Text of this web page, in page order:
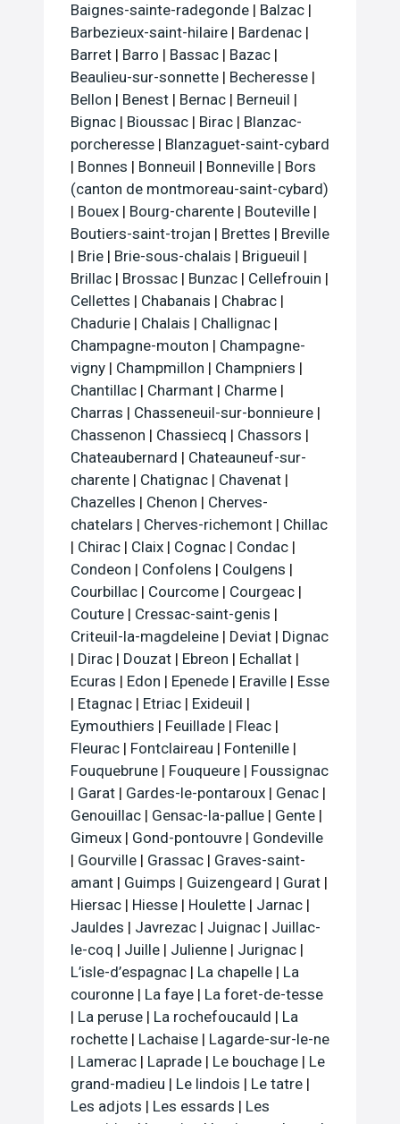
Baignes-sainte-radegonde | Balzac |
Barbezieux-saint-hilaire | Bardenac |
Barret | Barro | Bassac | Bazac |
Beaulieu-sur-sonnette | Becheresse |
Bellon | Benest | Bernac | Berneuil |
Bignac | Bioussac | Birac | Blanzac-
porcheresse | Blanzaguet-saint-cybard
| Bonnes | Bonneuil | Bonneville | Bors
(canton de montmoreau-saint-cybard)
| Bouex | Bourg-charente | Bouteville |
Boutiers-saint-trojan | Brettes | Breville
| Brie | Brie-sous-chalais | Brigueuil |
Brillac | Brossac | Bunzac | Cellefrouin |
Cellettes | Chabanais | Chabrac |
Chadurie | Chalais | Challignac |
Champagne-mouton | Champagne-
vigny | Champmillon | Champniers |
Chantillac | Charmant | Charme |
Charras | Chasseneuil-sur-bonnieure |
Chassenon | Chassiecq | Chassors |
Chateaubernard | Chateauneuf-sur-
charente | Chatignac | Chavenat |
Chazelles | Chenon | Cherves-
chatelars | Cherves-richemont | Chillac
| Chirac | Claix | Cognac | Condac |
Condeon | Confolens | Coulgens |
Courbillac | Courcome | Courgeac |
Couture | Cressac-saint-genis |
Criteuil-la-magdeleine | Deviat | Dignac
| Dirac | Douzat | Ebreon | Echallat |
Ecuras | Edon | Epenede | Eraville | Esse
| Etagnac | Etriac | Exideuil |
Eymouthiers | Feuillade | Fleac |
Fleurac | Fontclaireau | Fontenille |
Fouquebrune | Fouqueure | Foussignac
| Garat | Gardes-le-pontaroux | Genac |
Genouillac | Gensac-la-pallue | Gente |
Gimeux | Gond-pontouvre | Gondeville
| Gourville | Grassac | Graves-saint-
amant | Guimps | Guizengeard | Gurat |
Hiersac | Hiesse | Houlette | Jarnac |
Jauldes | Javrezac | Juignac | Juillac-
le-coq | Juille | Julienne | Jurignac |
L’isle-d’espagnac | La chapelle | La
couronne | La faye | La foret-de-tesse
| La peruse | La rochefoucauld | La
rochette | Lachaise | Lagarde-sur-le-ne
| Lamerac | Laprade | Le bouchage | Le
grand-madieu | Le lindois | Le tatre |
Les adjots | Les essards | Les